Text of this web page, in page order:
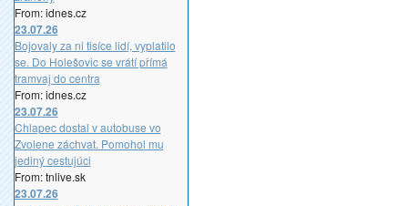
From: idnes.cz
23.07.26
Bojovaly za ni tisíce lidí, vyplatilo
se. Do Holešovic se vrátí přímá
tramvaj do centra
From: idnes.cz
23.07.26
Chlapec dostal v autobuse vo
Zvolene záchvat. Pomohol mu
jediný cestujúci
From: tnlive.sk
23.07.26